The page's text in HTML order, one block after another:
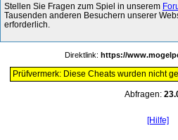
Stellen Sie Fragen zum Spiel in unserem
Tausenden anderen Besuchern unserer
erforderlich.
Direktlink: https://
Prüfvermerk: Diese Cheats wurden nicht
Abfragen:
[Hilfe]